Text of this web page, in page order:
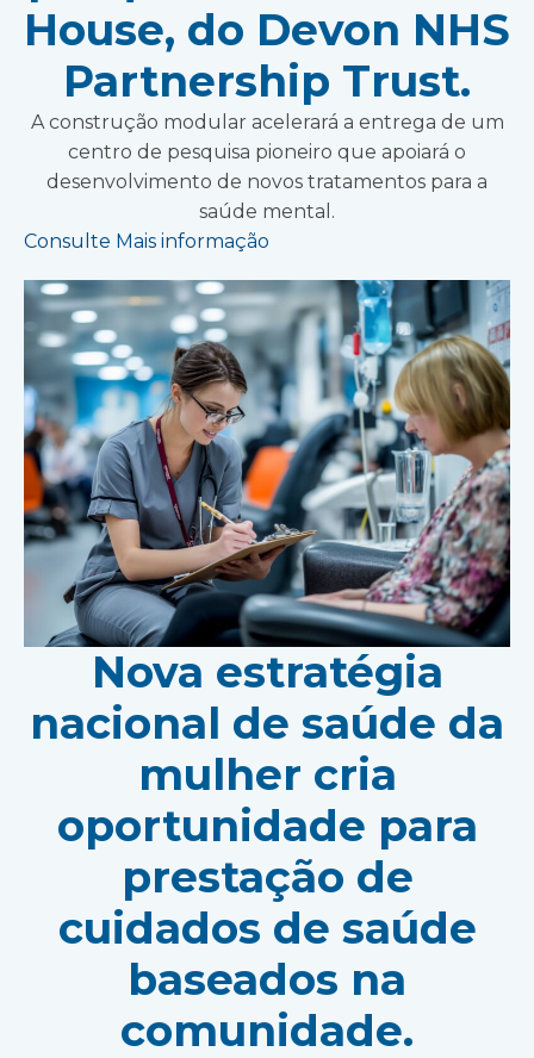
House, do Devon NHS
Partnership Trust.
A construção modular acelerará a entrega de um
centro de pesquisa pioneiro que apoiará o
desenvolvimento de novos tratamentos para a
saúde mental.
Consulte Mais informação
Nova estratégia
nacional de saúde da
mulher cria
oportunidade para
prestação de
cuidados de saúde
baseados na
comunidade.